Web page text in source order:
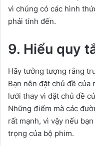
vì chúng có các hình
phải tính đến.
9. Hiểu quy
Hãy tưởng tượng rằng
Bạn nên đặt chủ đề
lưới thay vì đặt chủ đề
Những điểm mà các
rất mạnh, vì vậy nếu
trọng của bộ phim.